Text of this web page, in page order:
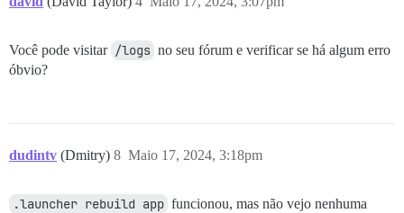
Você pode visitar /logs no seu fórum e verificar se há algum erro
óbvio?
dudintv (Dmitry) Maio 17, 2024, 3:18pm
8
.launcher rebuild app funcionou, mas não vejo nenhuma